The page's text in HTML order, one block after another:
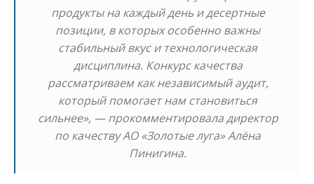
продукты на каждый день и десертные
позиции, в которых особенно важны
стабильный вкус и технологическая
дисциплина. Конкурс качества
рассматриваем как независимый аудит,
который помогает нам становиться
сильнее», — прокомментировала директор
по качеству АО «Золотые луга» Алёна
Пинигина.